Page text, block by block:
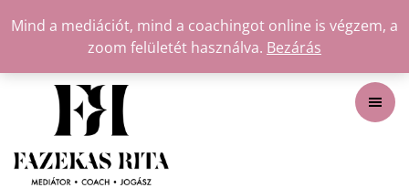
Mind a mediációt, mind a coachingot online is végzem, a
zoom felületét használva. Bezárás